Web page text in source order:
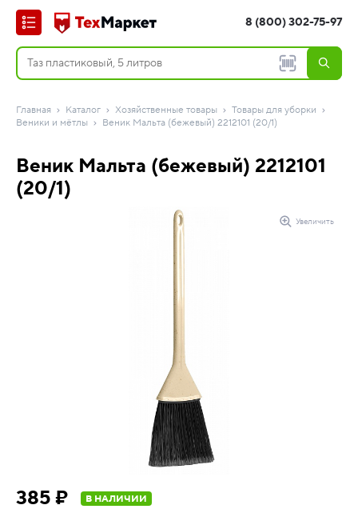
8 (800) 302-75-97
Главная Каталог Хозяйственные товары
Товары для уборки
Веники и мётлы
Веник Мальта (бежевый) 2212101 (20/1)
Веник Мальта (бежевый) 2212101
(20/1)
Увеличить
385 ₽ В НАЛИЧИИ